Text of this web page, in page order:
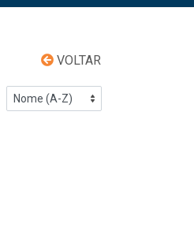
VOLTAR